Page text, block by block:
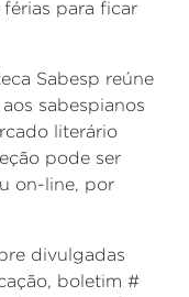
para ficar
Sabesp reúne
sabespianos
literário
pode ser
on-line, por
divulgadas
boletim #